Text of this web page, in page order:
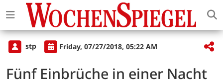
stp Friday, 07/27/2018, 05:22 AM
Fünf Einbrüche in einer Nacht